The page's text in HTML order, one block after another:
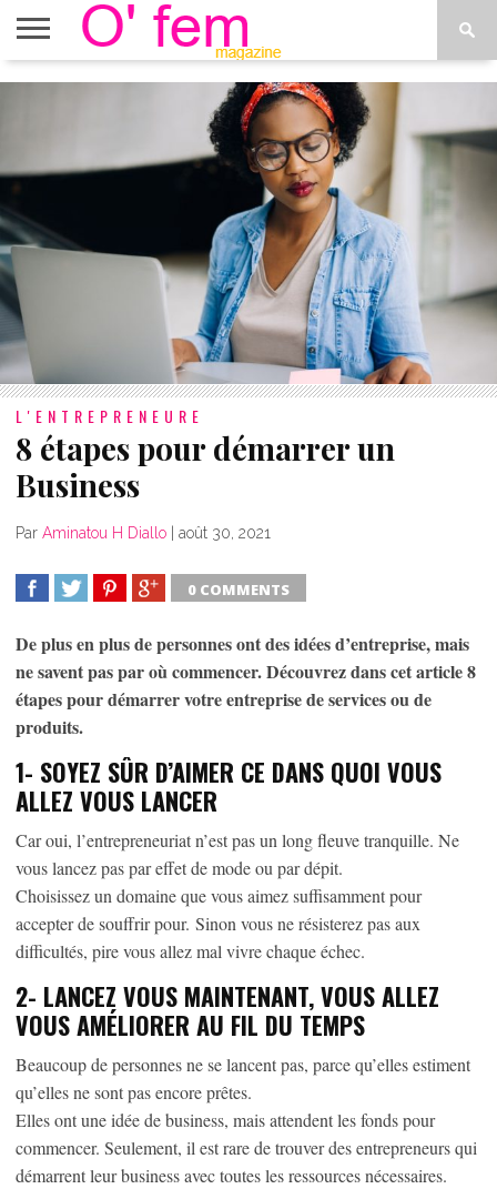
ACCUEIL
L'ENTREPRENEURE
8 étapes pour démarrer un
Business
Par Aminatou H Diallo | août 30, 2021
0 COMMENTS
De plus en plus de personnes ont des idées d’entreprise, mais
ne savent pas par où commencer. Découvrez dans cet article 8
étapes pour démarrer votre entreprise de services ou de
produits.
1- SOYEZ SÛR D’AIMER CE DANS QUOI VOUS
ALLEZ VOUS LANCER
Car oui, l’entrepreneuriat n’est pas un long fleuve tranquille. Ne
vous lancez pas par effet de mode ou par dépit.
Choisissez un domaine que vous aimez suffisamment pour
accepter de souffrir pour. Sinon vous ne résisterez pas aux
difficultés, pire vous allez mal vivre chaque échec.
2- LANCEZ VOUS MAINTENANT, VOUS ALLEZ
VOUS AMÉLIORER AU FIL DU TEMPS
Beaucoup de personnes ne se lancent pas, parce qu’elles estiment
qu’elles ne sont pas encore prêtes.
Elles ont une idée de business, mais attendent les fonds pour
commencer. Seulement, il est rare de trouver des entrepreneurs qui
démarrent leur business avec toutes les ressources nécessaires.